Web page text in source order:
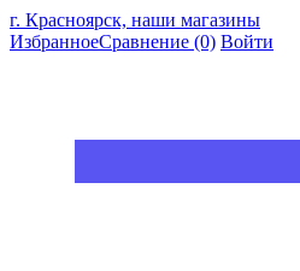
г. Красноярск, наши магазины
ИзбранноеСравнение (0) Войти